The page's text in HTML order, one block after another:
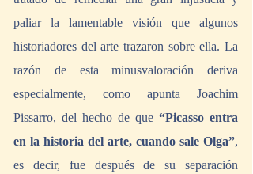
paliar la lamentable visión que algunos
historiadores del arte trazaron sobre ella. La
razón de esta minusvaloración deriva
especialmente, como apunta Joachim
Pissarro, del hecho de que “Picasso entra
en la historia del arte, cuando sale Olga”,
es decir, fue después de su separación